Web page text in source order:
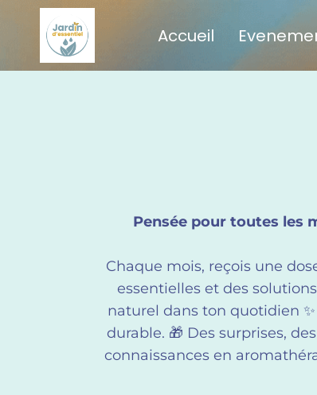
Accueil
Pensée pour toutes les
Chaque mois, reçois une
essentielles et des
naturel dans ton quotidien
durable. 🎁 Des surprises,
connaissances en